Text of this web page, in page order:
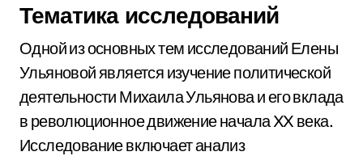
Тематика исследований
Одной из основных тем исследований Елены
Ульяновой является изучение политической
деятельности Михаила Ульянова и его вклада
в революционное движение начала XX века.
Исследование включает анализ